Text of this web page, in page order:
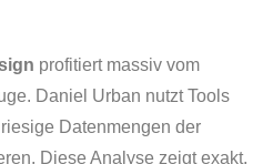
profitiert massiv vom
Daniel Urban nutzt Tools
Datenmengen der
Diese Analyse zeigt exakt,